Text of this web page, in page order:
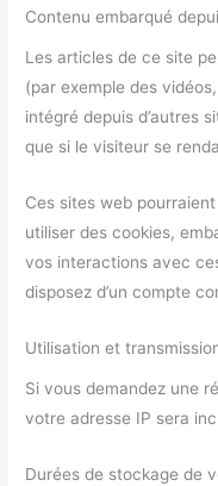
Contenu embarqué
Les articles de ce site
(par exemple des
intégré depuis d’autres
que si le visiteur se
Ces sites web
utiliser des cookies,
vos interactions avec
disposez d’un compte
Utilisation et
Si vous demandez une
votre adresse IP sera
Durées de stockage de